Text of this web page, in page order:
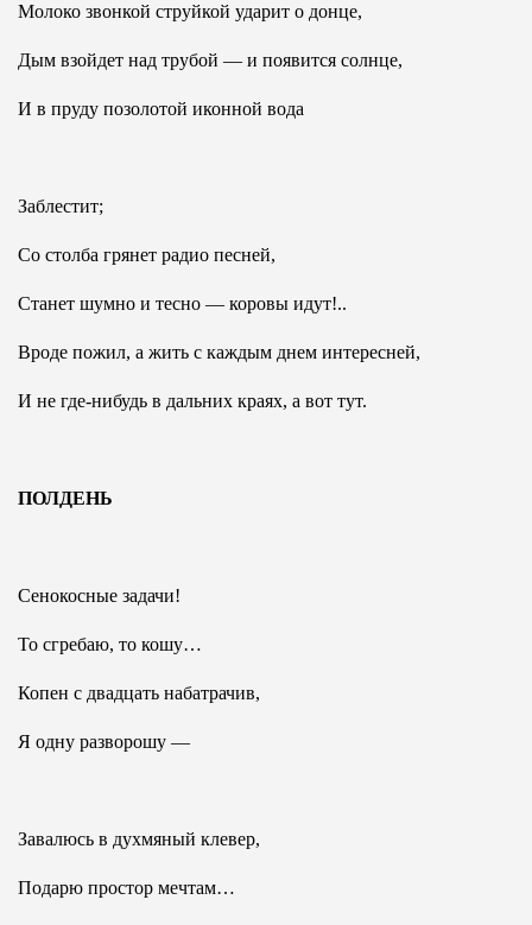
Молоко звонкой струйкой ударит о донце,
Дым взойдет над трубой — и появится солнце,
И в пруду позолотой иконной вода
Заблестит;
Со столба грянет радио песней,
Станет шумно и тесно — коровы идут!..
Вроде пожил, а жить с каждым днем интересней,
И не где-нибудь в дальних краях, а вот тут.
ПОЛДЕНЬ
Сенокосные задачи!
То сгребаю, то кошу…
Копен с двадцать набатрачив,
Я одну разворошу —
Завалюсь в духмяный клевер,
Подарю простор мечтам…